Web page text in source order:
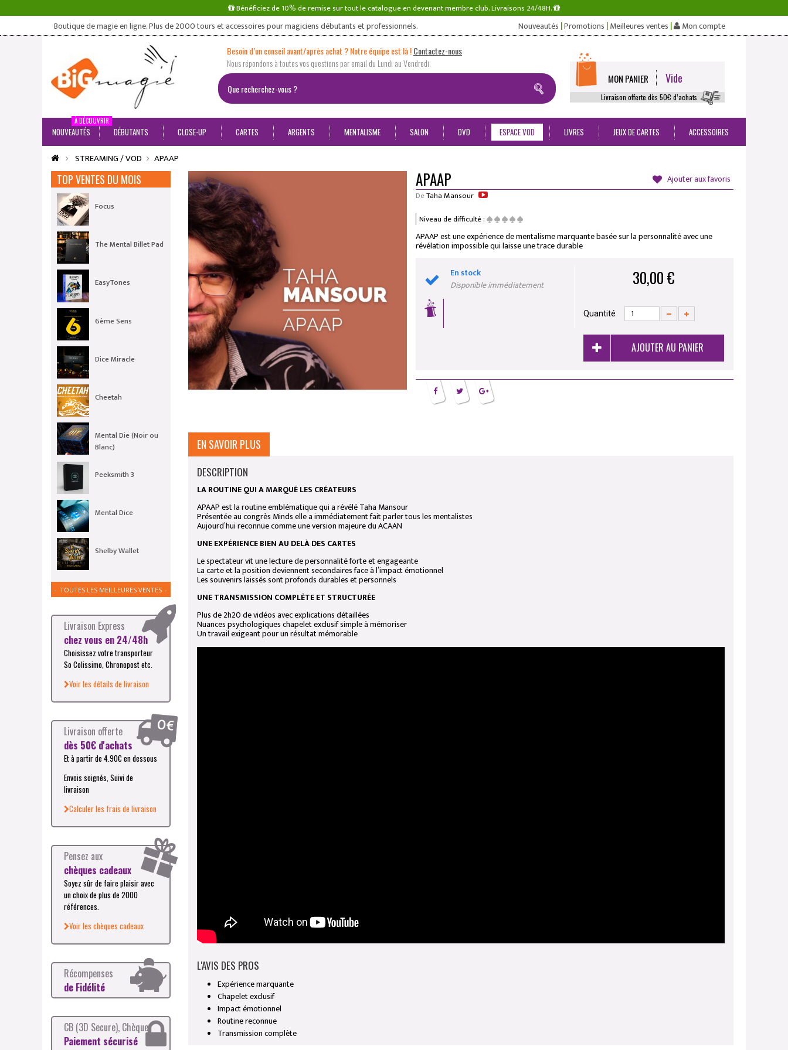
Bénéficiez de 10% de remise sur tout le catalogue en devenant membre club. Livraisons 24/48H.
Boutique de magie en ligne. Plus de 2000 tours et accessoires pour magiciens débutants et professionnels. Nouveautés |Promotions |Meilleures ventes | Mon compte
Besoin d’un conseil avant/après achat ? Notre équipe est là !Contactez-nous
Nous répondons à toutes vos questions par email du Lundi au Vendredi.
MON PANIER Vide
Livraison offerte dès 50€ d’achats
NOUVEAUTÉS
À DÉCOUVRIR
DÉBUTANTS CLOSE-UP CARTES ARGENTS MENTALISME SALON DVD ESPACE VOD LIVRES JEUX DE CARTES ACCESSOIRES
STREAMING / VOD APAAP
TOP VENTES DU MOIS
Focus
The Mental Billet Pad
EasyTones
6ème Sens
Dice Miracle
Cheetah
Mental Die (Noir ou
Blanc)
Peeksmith 3
Mental Dice
Shelby Wallet
TOUTES LES MEILLEURES VENTES
Livraison Express
chez vous en 24/48h
Choisissez votre transporteur
So Colissimo, Chronopost etc.
Voir les détails de livraison
Livraison offerte
dès 50€ d'achats
Et à partir de 4.90€ en dessous
Envois soignés, Suivi de
livraison
Calculer les frais de livraison
Pensez aux
chèques cadeaux
Soyez sûr de faire plaisir avec
un choix de plus de 2000
références.
Voir les chèques cadeaux
Récompenses
de Fidélité
CB (3D Secure), Chèque
Paiement sécurisé
APAAP Ajouter aux favoris
DeTaha Mansour
Niveau de difficulté :
APAAP est une expérience de mentalisme marquante basée sur la personnalité avec une
révélation impossible qui laisse une trace durable
En stock
Disponible immédiatement
30,00 €
Quantité
AJOUTER AU PANIER
EN SAVOIR PLUS
DESCRIPTION
LA ROUTINE QUI A MARQUÉ LES CRÉATEURS
APAAP est la routine emblématique qui a révélé Taha Mansour
Présentée au congrès Minds elle a immédiatement fait parler tous les mentalistes
Aujourd’hui reconnue comme une version majeure du ACAAN
UNE EXPÉRIENCE BIEN AU DELÀ DES CARTES
Le spectateur vit une lecture de personnalité forte et engageante
La carte et la position deviennent secondaires face à l’impact émotionnel
Les souvenirs laissés sont profonds durables et personnels
UNE TRANSMISSION COMPLÈTE ET STRUCTURÉE
Plus de 2h20 de vidéos avec explications détaillées
Nuances psychologiques chapelet exclusif simple à mémoriser
Un travail exigeant pour un résultat mémorable
L'AVIS DES PROS
Expérience marquante
Chapelet exclusif
Impact émotionnel
Routine reconnue
Transmission complète